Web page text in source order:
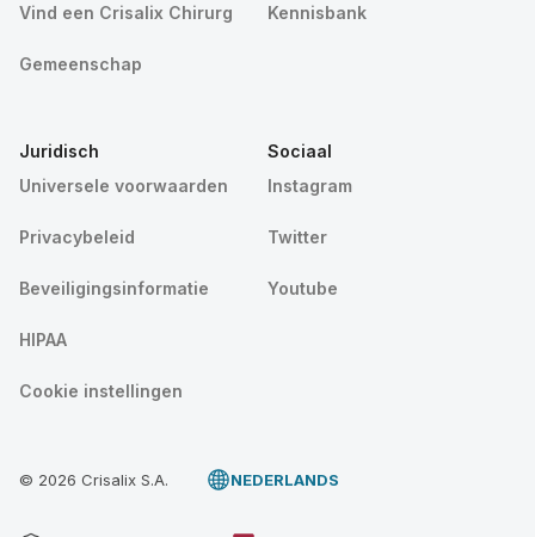
Vind een Crisalix Chirurg
Gemeenschap
Kennisbank
Juridisch
Universele voorwaarden
Privacybeleid
Beveiligingsinformatie
HIPAA
Cookie instellingen
Sociaal
Instagram
Twitter
Youtube
© 2026 Crisalix S.A. NEDERLANDS